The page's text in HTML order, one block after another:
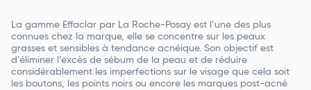
La gamme Effaclar par La Roche-Posay est l’une des plus
connues chez la marque, elle se concentre sur les peaux
grasses et sensibles à tendance acnéique. Son objectif est
d’éliminer l’excès de sébum de la peau et de réduire
considérablement les imperfections sur le visage que cela soit
les boutons, les points noirs ou encore les marques post-acné